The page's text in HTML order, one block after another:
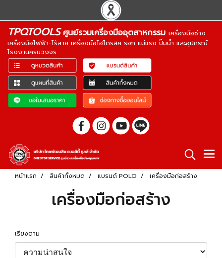
TPQTOOLSศูนย์รวมเครื่องมืออุตสาหกรรม เครื่องมือช่าง
เครื่องมือไฟฟ้า-ไร้สาย เครื่องมือไฮโดรลิค รอก แม่แรง ปั๊มน้ำ และอุปกรณ์
โรงงานครบวงจร
หน้าแรก สินค้าทั้งหมด แบรนด์ POLO เครื่องมือก่อสร้าง
เครื่องมือก่อสร้าง
เรียงตาม